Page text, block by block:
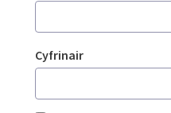
Cyfrinair